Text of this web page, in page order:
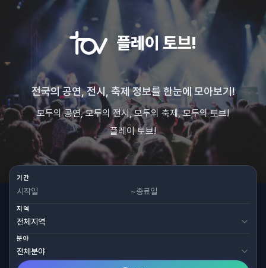
플레이 토브!
전국의 공연, 전시, 축제 정보를 한눈에 모아보기!
모두의 공연, 모두의 전시, 모두의 축제, 모두의 토브!
플레이 토브!
기간
~
지역
분야